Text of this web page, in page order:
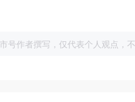
号作者撰写，仅代表个人观点，